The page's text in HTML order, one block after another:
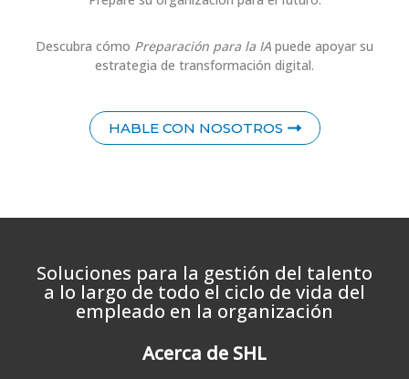
Descubra cómo Preparación para la IA puede apoyar su
estrategia de transformación digital.
HABLE CON NOSOTROS
Soluciones para la gestión del talento
a lo largo de todo el ciclo de vida del
empleado en la organización
Acerca de SHL